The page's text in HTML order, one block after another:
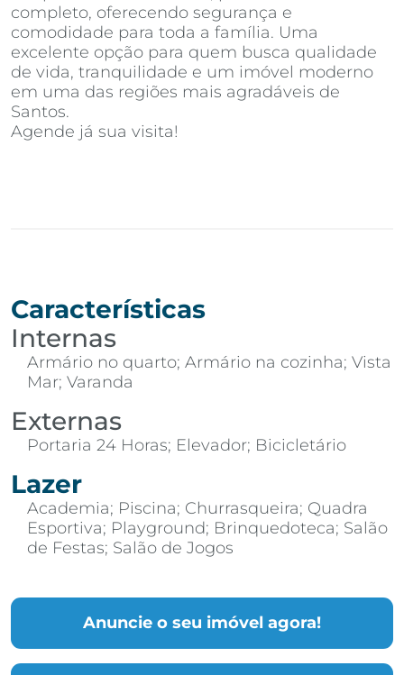
completo, oferecendo segurança e
comodidade para toda a família. Uma
excelente opção para quem busca qualidade
de vida, tranquilidade e um imóvel moderno
em uma das regiões mais agradáveis de
Santos.
Agende já sua visita!
Anuncie o seu imóvel agora!
Características
Internas
Armário no quarto; Armário na cozinha; Vista
Mar; Varanda
Externas
Portaria 24 Horas; Elevador; Bicicletário
Lazer
Academia; Piscina; Churrasqueira; Quadra
Esportiva; Playground; Brinquedoteca; Salão
de Festas; Salão de Jogos